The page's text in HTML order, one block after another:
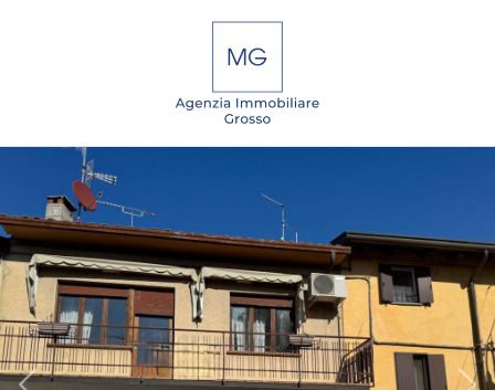
SL
HOME
CHI
SIAMO
Contratto
Qualsiasi
Vendita
Affitto